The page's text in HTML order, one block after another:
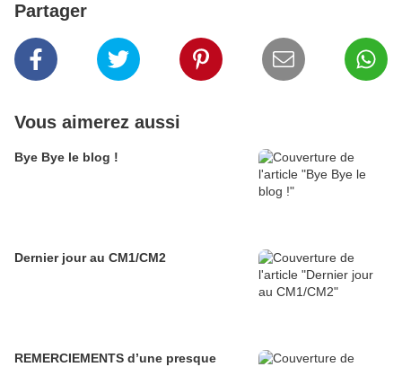
Partager
Vous aimerez aussi
Bye Bye le blog !
Dernier jour au CM1/CM2
REMERCIEMENTS d’une presque